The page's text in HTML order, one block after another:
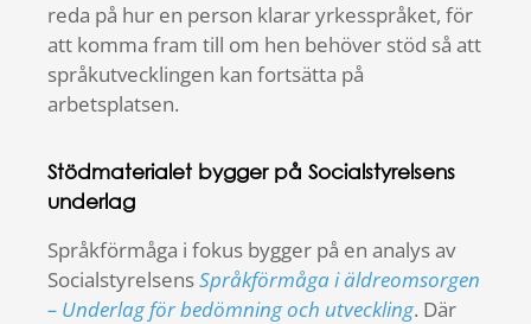
reda på hur en person klarar yrkesspråket, för
att komma fram till om hen behöver stöd så att
språkutvecklingen kan fortsätta på
arbetsplatsen.
Stödmaterialet bygger på Socialstyrelsens
underlag
Språkförmåga i fokus bygger på en analys av
SocialstyrelsensSpråkförmåga i äldreomsorgen
– Underlag för bedömning och utveckling. Där